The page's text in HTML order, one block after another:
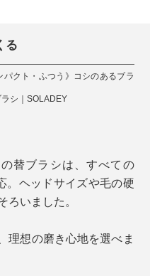
る
パクト・ふつう》コシのあるブラ
シ｜SOLADEY
替ブラシは、すべての
。ヘッドサイズや毛の硬
いました。
理想の磨き心地を選べま